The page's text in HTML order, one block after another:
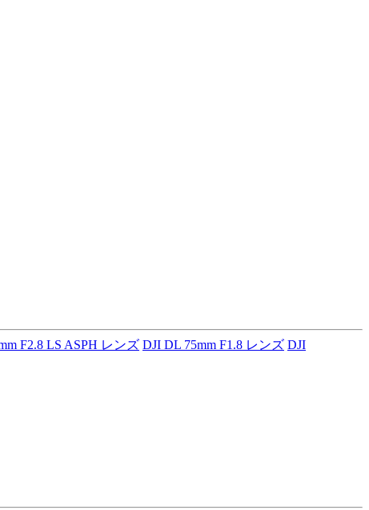
F2.8 LS ASPH レンズ DJI DL 75mm F1.8 レンズ DJI